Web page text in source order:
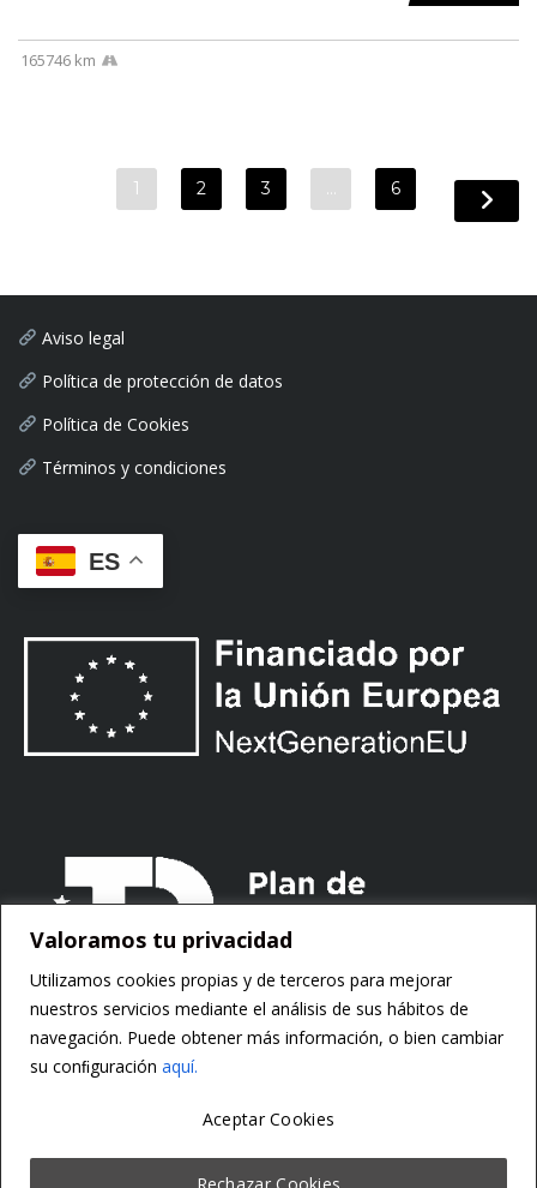
Valoramos tu privacidad
Utilizamos cookies propias y de terceros para mejorar
nuestros servicios mediante el análisis de sus hábitos de
navegación. Puede obtener más información, o bien cambiar
su conﬁguración aquí.
Rechazar Cookies
Aceptar Cookies
165746 km
1 2 3 … 6
Aviso legal
Política de protección de datos
Política de Cookies
Términos y condiciones
ES